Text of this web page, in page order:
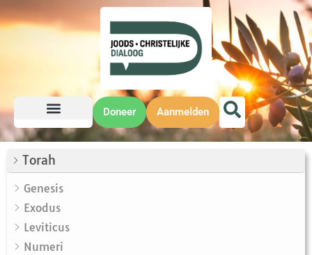
Doneer Aanmelden
Torah
Genesis
Exodus
Leviticus
Numeri